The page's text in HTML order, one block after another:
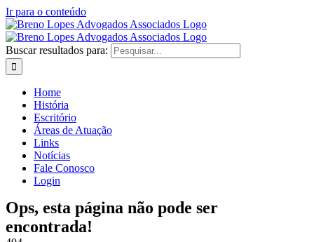
Ir para o conteúdo
Buscar resultados para:
Home
História
Escritório
Áreas de Atuação
Links
Notícias
Fale Conosco
Login
Ops, esta página não pode ser
encontrada!